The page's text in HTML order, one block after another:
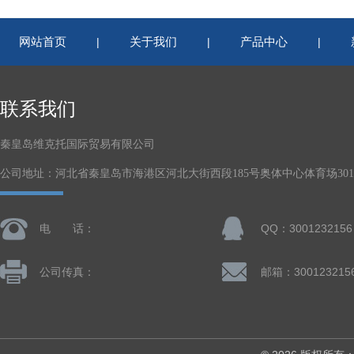
网站首页 | 关于我们 | 产品中心 |
联系我们
秦皇岛维克托国际贸易有限公司
公司地址：河北省秦皇岛市海港区河北大街西段185号奥体中心体育场
电 话： QQ：3001232156
公司传真： 邮箱：